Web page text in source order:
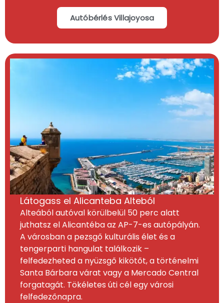
Autóbérlés Villajoyosa
Látogass el Alicanteba Alteból
Alteából autóval körülbelül 50 perc alatt
juthatsz el Alicantéba az AP-7-es autópályán.
A városban a pezsgő kulturális élet és a
tengerparti hangulat találkozik –
felfedezheted a nyüzsgő kikötőt, a történelmi
Santa Bárbara várat vagy a Mercado Central
forgatagát. Tökéletes úti cél egy városi
felfedezőnapra.